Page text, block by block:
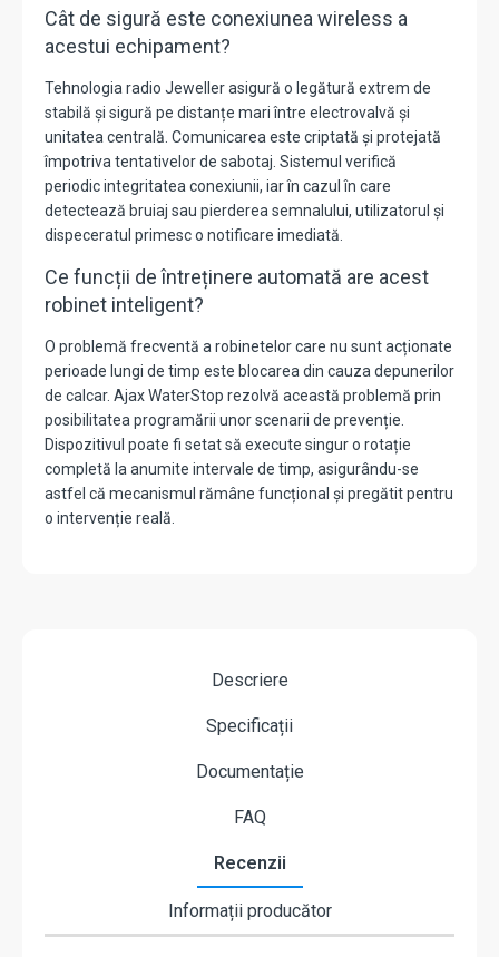
Cât de sigură este conexiunea wireless a
acestui echipament?
Tehnologia radio Jeweller asigură o legătură extrem de
stabilă și sigură pe distanțe mari între electrovalvă și
unitatea centrală. Comunicarea este criptată și protejată
împotriva tentativelor de sabotaj. Sistemul verifică
periodic integritatea conexiunii, iar în cazul în care
detectează bruiaj sau pierderea semnalului, utilizatorul și
dispeceratul primesc o notificare imediată.
Ce funcții de întreținere automată are acest
robinet inteligent?
O problemă frecventă a robinetelor care nu sunt acționate
perioade lungi de timp este blocarea din cauza depunerilor
de calcar. Ajax WaterStop rezolvă această problemă prin
posibilitatea programării unor scenarii de prevenție.
Dispozitivul poate fi setat să execute singur o rotație
completă la anumite intervale de timp, asigurându-se
astfel că mecanismul rămâne funcțional și pregătit pentru
o intervenție reală.
Descriere
Specificații
Documentație
FAQ
Recenzii
Informații producător